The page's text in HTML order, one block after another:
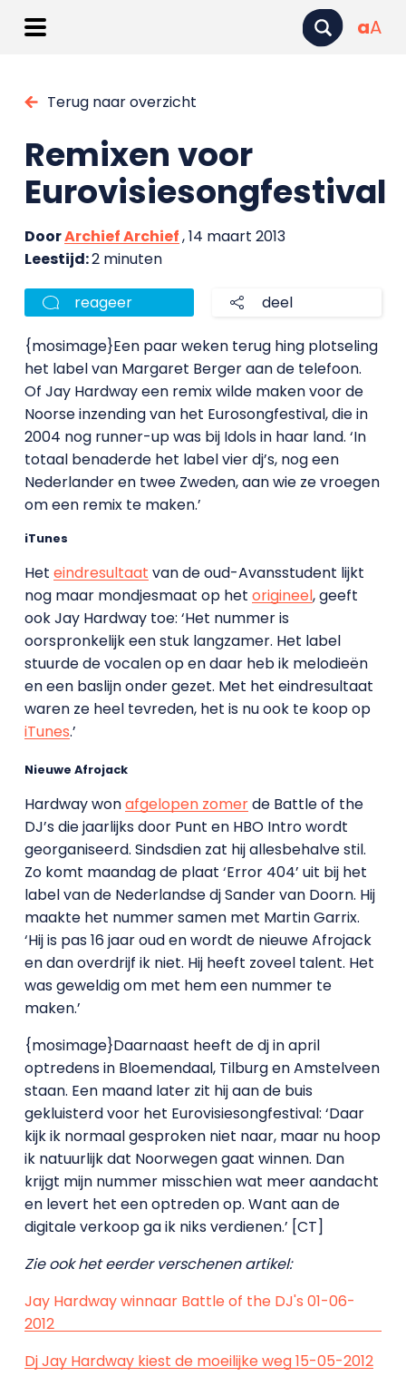
aA
Terug naar overzicht
Remixen voor
Eurovisiesongfestival
DoorArchief Archief, 14 maart 2013
Leestijd:2 minuten
reageer deel
{mosimage}Een paar weken terug hing plotseling
het label van Margaret Berger aan de telefoon.
Of Jay Hardway een remix wilde maken voor de
Noorse inzending van het Eurosongfestival, die in
2004 nog runner-up was bij Idols in haar land. ‘In
totaal benaderde het label vier dj’s, nog een
Nederlander en twee Zweden, aan wie ze vroegen
om een remix te maken.’
iTunes
Het eindresultaat van de oud-Avansstudent lijkt
nog maar mondjesmaat op het origineel, geeft
ook Jay Hardway toe: ‘Het nummer is
oorspronkelijk een stuk langzamer. Het label
stuurde de vocalen op en daar heb ik melodieën
en een baslijn onder gezet. Met het eindresultaat
waren ze heel tevreden, het is nu ook te koop op
iTunes.’
Nieuwe Afrojack
Hardway wonafgelopen zomerde Battle of the
DJ’s die jaarlijks door Punt en HBO Intro wordt
georganiseerd. Sindsdien zat hij allesbehalve stil.
Zo komt maandag de plaat ‘Error 404’ uit bij het
label van de Nederlandse dj Sander van Doorn. Hij
maakte het nummer samen met Martin Garrix.
‘Hij is pas 16 jaar oud en wordt de nieuwe Afrojack
en dan overdrijf ik niet. Hij heeft zoveel talent. Het
was geweldig om met hem een nummer te
maken.’
{mosimage}Daarnaast heeft de dj in april
optredens in Bloemendaal, Tilburg en Amstelveen
staan. Een maand later zit hij aan de buis
gekluisterd voor het Eurovisiesongfestival: ‘Daar
kijk ik normaal gesproken niet naar, maar nu hoop
ik natuurlijk dat Noorwegen gaat winnen. Dan
krijgt mijn nummer misschien wat meer aandacht
en levert het een optreden op. Want aan de
digitale verkoop ga ik niks verdienen.’ [CT]
Zie ook het eerder verschenen artikel:
Jay Hardway winnaar Battle of the DJ's 01-06-
2012
Dj Jay Hardway kiest de moeilijke weg 15-05-2012